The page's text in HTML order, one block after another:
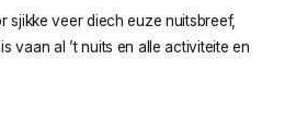
sjikke veer diech euze nuitsbreef,
vaan al ’t nuits en alle activiteite en